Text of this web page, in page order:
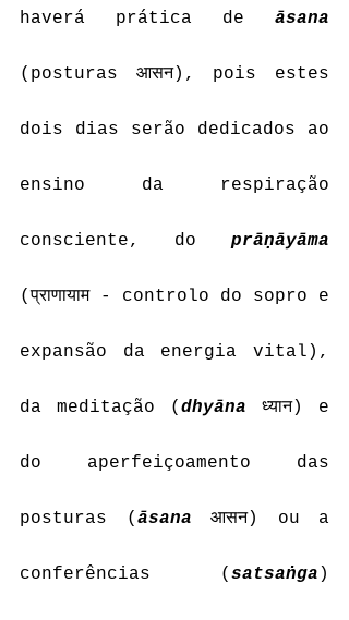
haverá prática de āsana
(posturas आसन), pois estes
dois dias serão dedicados ao
ensino da respiração
consciente, do prāṇāyāma
(प्राणायाम - controlo do sopro e
expansão da energia vital),
da meditação ( dhyāna ध्यान) e
do aperfeiçoamento das
posturas ( āsana आसन) ou a
conferências ( satsaṅga )